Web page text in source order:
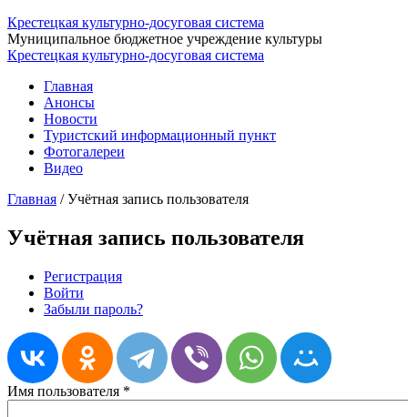
Крестецкая культурно-досуговая система
Муниципальное бюджетное учреждение культуры
Крестецкая культурно-досуговая система
Главная
Анонсы
Новости
Туристский информационный пункт
Фотогалереи
Видео
Главная /Учётная запись пользователя
Учётная запись пользователя
Главные вкладки
Регистрация
Войти
Забыли пароль?
Имя пользователя *